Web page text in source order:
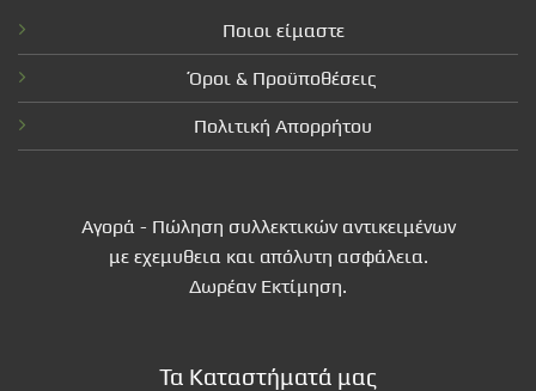
Ποιοι είμαστε
Όροι & Προϋποθέσεις
Πολιτική Απορρήτου
Αγορά - Πώληση συλλεκτικών αντικειμένων
με εχεμυθεια και απόλυτη ασφάλεια.
Δωρέαν Εκτίμηση.
Τα Καταστήματά μας